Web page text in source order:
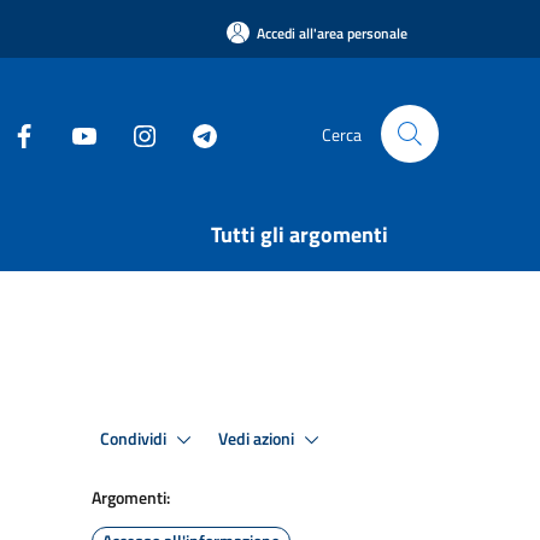
Accedi all'area personale
Cerca
Tutti gli argomenti
Condividi Vedi azioni
Argomenti: